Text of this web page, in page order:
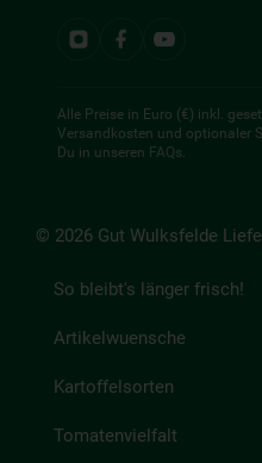
Alle Preise in Euro (€) inkl.
Versandkosten und optionaler
Du in unseren FAQs.
© 2026 Gut Wulksfelde
So bleibt's länger frisch!
Artikelwuensche
Kartoffelsorten
Tomatenvielfalt